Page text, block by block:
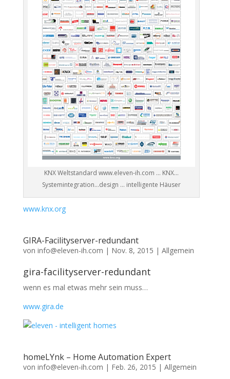
KNX Weltstandard www.eleven-ih.com … KNX…
Systemintegration…design … intelligente Häuser
www.knx.org
GIRA-Facilityserver-redundant
von info@eleven-ih.com | Nov. 8, 2015 | Allgemein
gira-facilityserver-redundant
wenn es mal etwas mehr sein muss…
www.gira.de
homeLYnk – Home Automation Expert
von info@eleven-ih.com | Feb. 26, 2015 | Allgemein